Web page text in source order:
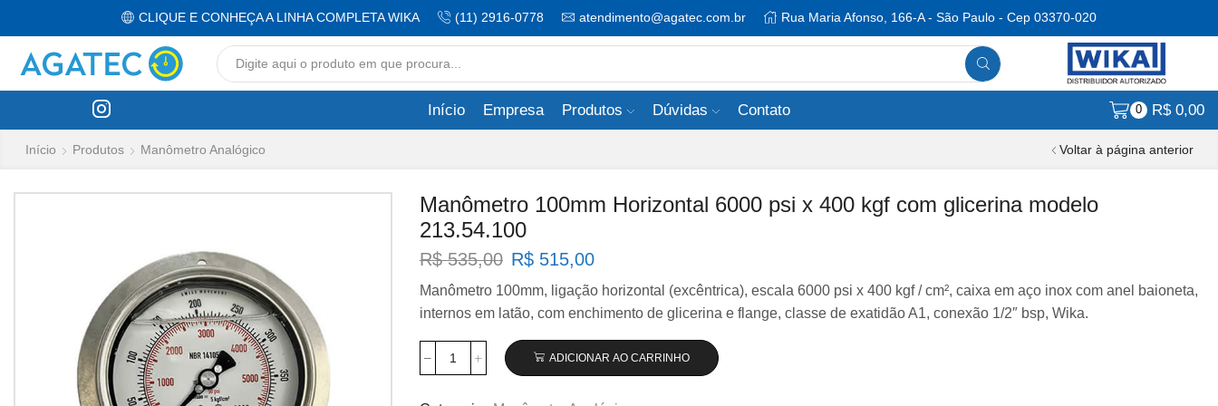
CLIQUE E CONHEÇA A LINHA COMPLETA WIKA (11) 2916-0778 atendimento@agatec.com.br Rua Maria Afonso, 166-A - São Paulo - Cep 03370-020
input
Início Empresa Produtos Dúvidas Contato 0 R$0,00
Início Produtos Manômetro Analógico Voltar à página anterior
Manômetro 100mm Horizontal 6000 psi x 400 kgf com glicerina modelo
213.54.100
R$535,00 O
original
era:
R$ 535,00.
R$ 515,00O
atual
é:
R$ 515,00.
Manômetro 100mm, ligação horizontal (excêntrica), escala 6000 psi x 400 kgf / cm², caixa em aço inox com anel baioneta,
internos em latão, com enchimento de glicerina e flange, classe de exatidão A1, conexão 1/2″ bsp, Wika.
Manômetro
Horizontal
ADICIONAR AO CARRINHO